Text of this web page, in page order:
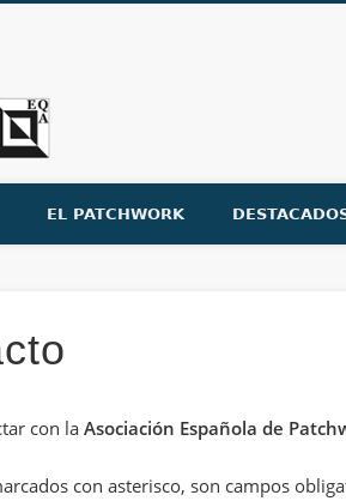
EL PATCHWORK
con laAsociación Española de
con asterisco, son campos